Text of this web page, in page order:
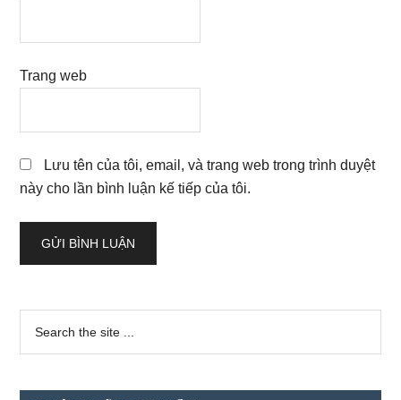
Trang web
Lưu tên của tôi, email, và trang web trong trình duyệt
này cho lần bình luận kế tiếp của tôi.
Sidebar
chính
...